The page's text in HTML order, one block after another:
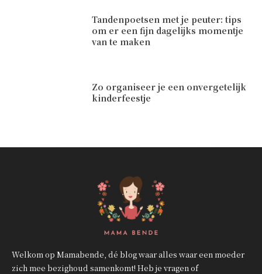
Tandenpoetsen met je peuter: tips
om er een fijn dagelijks momentje
van te maken
Zo organiseer je een onvergetelijk
kinderfeestje
Welkom op Mamabende, dé blog waar alles waar een moeder
zich mee bezighoud samenkomt! Heb je vragen of